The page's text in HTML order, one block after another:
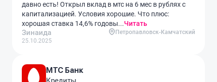
давно есть! Открыл вклад в мтс на 6 мес в рублях с
капитализацией. Условия хорошие. Что плюс:
хорошая ставка 14,6% годовы...Читать
Зинаида
25.10.2025
Петропавловск-Камчатский
МТС Банк